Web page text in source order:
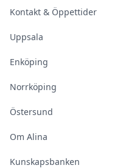
Kontakt & Öppettider
Uppsala
Enköping
Norrköping
Östersund
Om Alina
Kunskapsbanken